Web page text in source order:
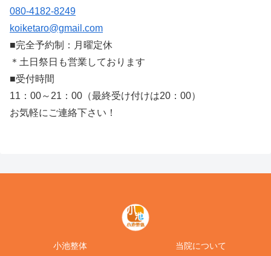
080-4182-8249
koiketaro@gmail.com
■完全予約制：月曜定休
＊土日祭日も営業しております
■受付時間
11：00～21：00（最終受け付けは20：00）
お気軽にご連絡下さい！
小池整体 当院について